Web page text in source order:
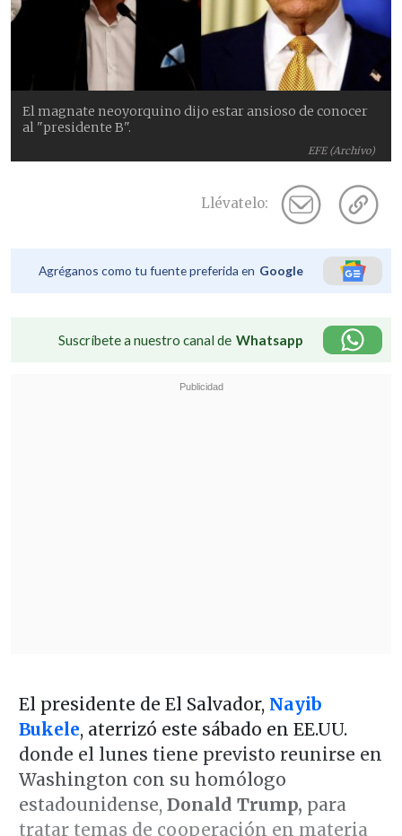
EFE (Archivo)
El magnate neoyorquino dijo estar ansioso de conocer
al "presidente B".
Llévatelo:
Agréganos como tu fuente preferida en Google
Suscríbete a nuestro canal de Whatsapp
El presidente de El Salvador, Nayib
Bukele, aterrizó este sábado en EE.UU.
donde el lunes tiene previsto reunirse en
Washington con su homólogo
estadounidense, Donald Trump, para
tratar temas de cooperación en materia